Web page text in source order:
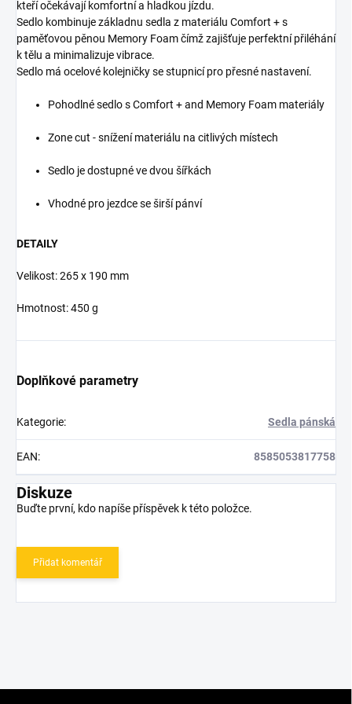
kteří očekávají komfortní a hladkou jízdu.
Sedlo kombinuje základnu sedla z materiálu Comfort + s
paměťovou pěnou Memory Foam čímž zajišťuje perfektní přiléhání
k tělu a minimalizuje vibrace.
Sedlo má ocelové kolejničky se stupnicí pro přesné nastavení.
Pohodlné sedlo s Comfort + and Memory Foam materiály
Zone cut - snížení materiálu na citlivých místech
Sedlo je dostupné ve dvou šířkách
Vhodné pro jezdce se širší pánví
DETAILY
Velikost: 265 x 190 mm
Hmotnost: 450 g
Doplňkové parametry
Kategorie: Sedla pánská
EAN: 8585053817758
Diskuze
Buďte první, kdo napíše příspěvek k této položce.
Přidat komentář